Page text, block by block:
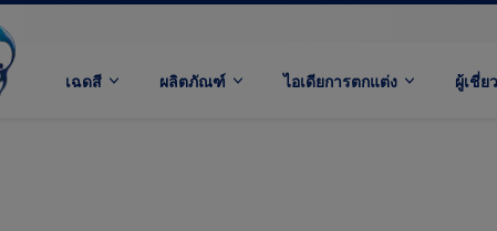
เฉดสี ผลิตภัณฑ์ ไอเดียการตกแต่ง ผู้เชี่